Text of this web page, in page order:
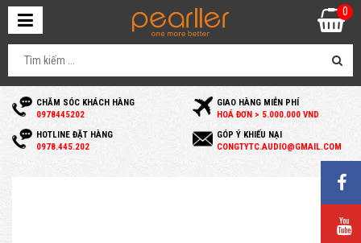
CHĂM SÓC KHÁCH HÀNG
0978445202
GIAO HÀNG MIỄN PHÍ
HOÁ ĐƠN > 5.000.000 VND
HOTLINE ĐẶT HÀNG
0978.445.202
GÓP Ý KHIẾU NẠI
CONGTYTC.AUDIO@GMAIL.COM
0